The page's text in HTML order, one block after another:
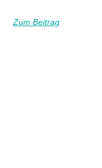
Zum Beitrag